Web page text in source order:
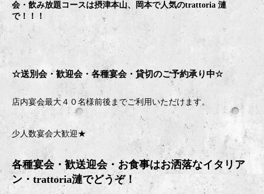
会・飲み放題コースは摂津本山、岡本で人気のtrattoria 漣
で！！！
☆送別会・歓迎会・各種宴会・貸切のご予約承り中☆
店内宴会最大４０名様前後までご利用いただけます。
少人数宴会大歓迎★
各種宴会・歓送迎会・お食事はお洒落なイタリア
ン・trattoria漣でどうぞ！